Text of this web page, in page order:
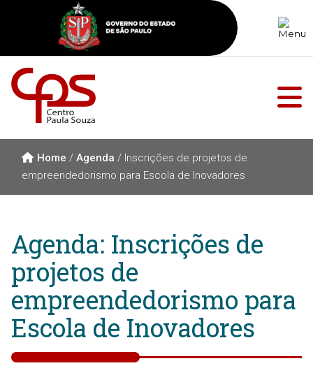
Home / Agenda / Inscrições de projetos de
empreendedorismo para Escola de Inovadores
Agenda: Inscrições de
projetos de
empreendedorismo para
Escola de Inovadores